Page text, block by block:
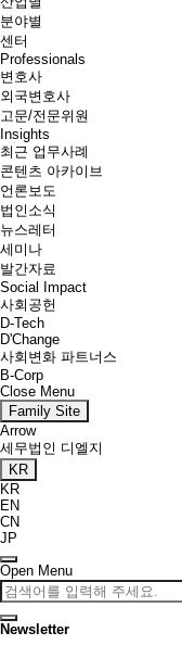
분야별
센터
Professionals
변호사
외국변호사
고문/전문위원
Insights
최근 업무사례
콘텐츠 아카이브
언론보도
법인소식
뉴스레터
세미나
발간자료
Social Impact
사회공헌
D-Tech
D'Change
사회변화 파트너스
B-Corp
Close Menu
Family Site
Arrow
세무법인 디엘지
KR
KR
EN
CN
JP
Open Menu
Newsletter